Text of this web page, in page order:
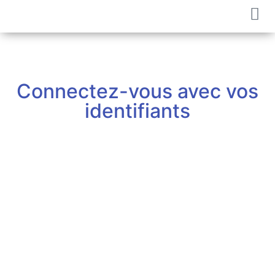
Connectez-vous avec vos
identifiants